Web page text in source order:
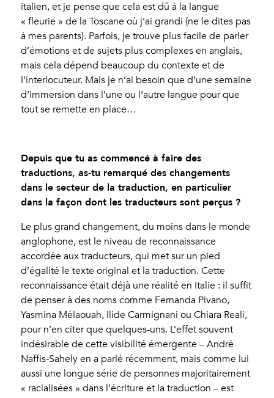
italien, et je pense que cela est dû à la langue
« fleurie » de la Toscane où j’ai grandi (ne le dites pas
à mes parents). Parfois, je trouve plus facile de parler
d’émotions et de sujets plus complexes en anglais,
mais cela dépend beaucoup du contexte et de
l’interlocuteur. Mais je n’ai besoin que d’une semaine
d’immersion dans l’une ou l’autre langue pour que
tout se remette en place…
Depuis que tu as commencé à faire des
traductions, as-tu remarqué des changements
dans le secteur de la traduction, en particulier
dans la façon dont les traducteurs sont perçus ?
Le plus grand changement, du moins dans le monde
anglophone, est le niveau de reconnaissance
accordée aux traducteurs, qui met sur un pied
d’égalité le texte original et la traduction. Cette
reconnaissance était déjà une réalité en Italie : il suffit
de penser à des noms comme Fernanda Pivano,
Yasmina Mélaouah, Ilide Carmignani ou Chiara Reali,
pour n’en citer que quelques-uns. L’effet souvent
indésirable de cette visibilité émergente – André
Naffis-Sahely en a parlé récemment, mais comme lui
aussi une longue série de personnes majoritairement
« racialisées » dans l’écriture et la traduction – est